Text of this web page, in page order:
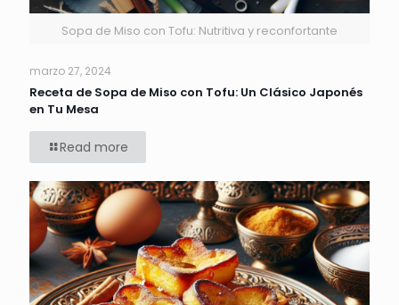
Sopa de Miso con Tofu: Nutritiva y reconfortante
marzo 27, 2024
Receta de Sopa de Miso con Tofu: Un Clásico Japonés
en Tu Mesa
Read more